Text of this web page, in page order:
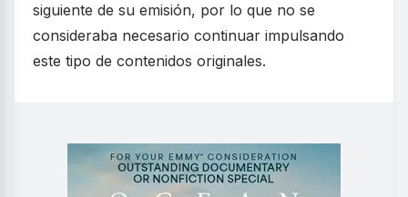
siguiente de su emisión, por lo que no se
consideraba necesario continuar impulsando
este tipo de contenidos originales.